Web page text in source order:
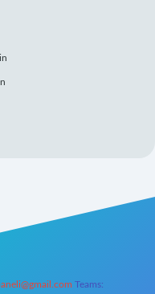
Teams: